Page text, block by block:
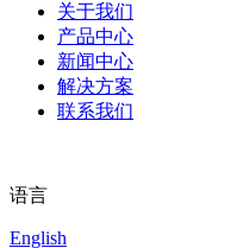
关于我们
产品中心
新闻中心
解决方案
联系我们
语言
English